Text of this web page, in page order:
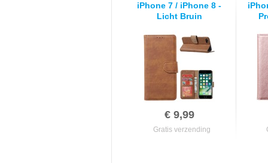
iPhone 7 / iPhone 8 -
Licht Bruin
€ 9,99
Gratis verzending